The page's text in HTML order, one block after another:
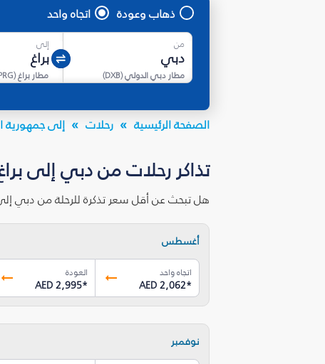
ذهاب وعودة اتجاه واحد
من
مطار دبي الدولي(
DXB
)
إلى
مطار براغ(
الصفحة الرئيسية رحلات إلى جمهورية
تذاكر رحلات من دبي إلى
هل تبحث عن أقل سعر تذكرة للرحلة من دبي
أغسطس
اتجاه واحد
AED 2,062*
العودة
AED 2,995*
نوفمبر